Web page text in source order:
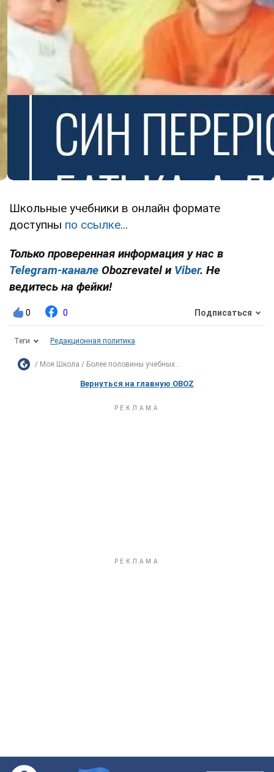
Школьные учебники в онлайн формате
доступны по ссылке...
Только проверенная информация у нас в
Telegram-канале Obozrevatel и Viber. Не
ведитесь на фейки!
0 0 Подписаться
Теги Редакционная политика
Моя Школа Более половины учебных...
Вернуться на главную OBOZ